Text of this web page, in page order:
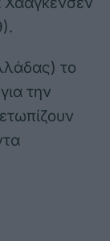
το
την